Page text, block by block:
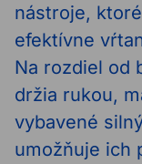
nástroje,
efektívne
Na rozdiel od
držia rukou,
vybavené
umožňuje ich